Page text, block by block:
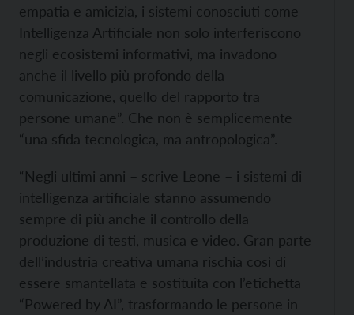
empatia e amicizia, i sistemi conosciuti come
Intelligenza Artificiale non solo interferiscono
negli ecosistemi informativi, ma invadono
anche il livello più profondo della
comunicazione, quello del rapporto tra
persone umane”. Che non è semplicemente
“una sfida tecnologica, ma antropologica”.
“Negli ultimi anni – scrive Leone – i sistemi di
intelligenza artificiale stanno assumendo
sempre di più anche il controllo della
produzione di testi, musica e video. Gran parte
dell’industria creativa umana rischia così di
essere smantellata e sostituita con l’etichetta
“Powered by AI”, trasformando le persone in